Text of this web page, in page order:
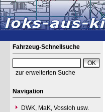
Fahrzeug-Schnellsuche
zur erweiterten Suche
Navigation
DWK, MaK, Vossloh usw.